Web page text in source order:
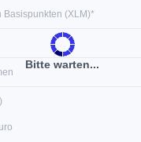
Bitte warten...
(XLM)*